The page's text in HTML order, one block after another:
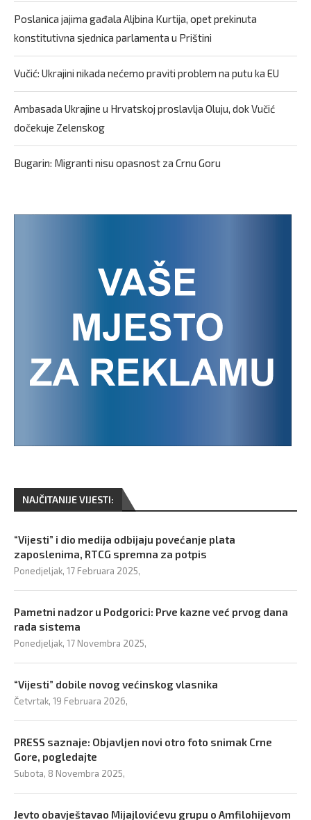
Poslanica jajima gađala Aljbina Kurtija, opet prekinuta
konstitutivna sjednica parlamenta u Prištini
Vučić: Ukrajini nikada nećemo praviti problem na putu ka EU
Ambasada Ukrajine u Hrvatskoj proslavlja Oluju, dok Vučić
dočekuje Zelenskog
Bugarin: Migranti nisu opasnost za Crnu Goru
NAJČITANIJE VIJESTI:
“Vijesti” i dio medija odbijaju povećanje plata
zaposlenima, RTCG spremna za potpis
Ponedjeljak, 17 Februara 2025,
Pametni nadzor u Podgorici: Prve kazne već prvog dana
rada sistema
Ponedjeljak, 17 Novembra 2025,
“Vijesti” dobile novog većinskog vlasnika
Četvrtak, 19 Februara 2026,
PRESS saznaje: Objavljen novi otro foto snimak Crne
Gore, pogledajte
Subota, 8 Novembra 2025,
Jevto obavještavao Mijajlovićevu grupu o Amfilohijevom